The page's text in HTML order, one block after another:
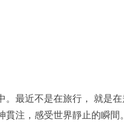
。最近不是在旅行， 就是
注，感受世界靜止的瞬間。